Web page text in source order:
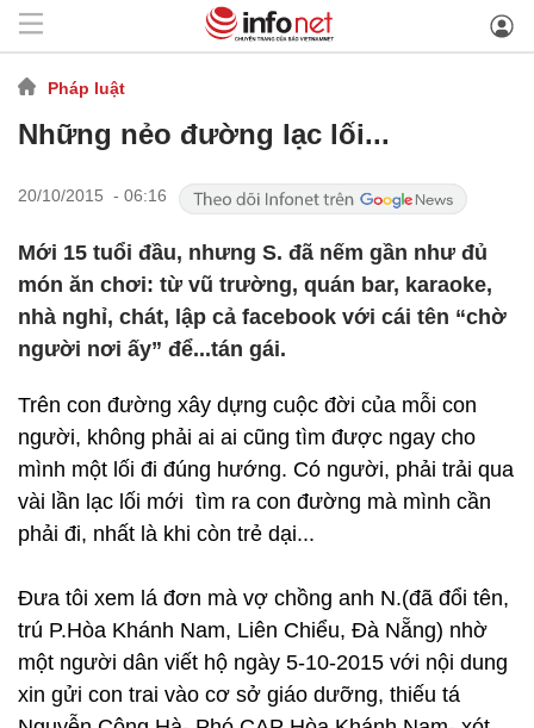
Pháp luật
Những nẻo đường lạc lối...
20/10/2015 - 06:16
Mới 15 tuổi đầu, nhưng S. đã nếm gần như đủ
món ăn chơi: từ vũ trường, quán bar, karaoke,
nhà nghỉ, chát, lập cả facebook với cái tên “chờ
người nơi ấy” để...tán gái.
Trên con đường xây dựng cuộc đời của mỗi con
người, không phải ai ai cũng tìm được ngay cho
mình một lối đi đúng hướng. Có người, phải trải qua
vài lần lạc lối mới tìm ra con đường mà mình cần
phải đi, nhất là khi còn trẻ dại...
Đưa tôi xem lá đơn mà vợ chồng anh N.(đã đổi tên,
trú P.Hòa Khánh Nam, Liên Chiểu, Đà Nẵng) nhờ
một người dân viết hộ ngày 5-10-2015 với nội dung
xin gửi con trai vào cơ sở giáo dưỡng, thiếu tá